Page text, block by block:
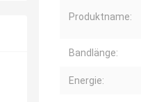
Produktname:
Bandlänge:
Energie: